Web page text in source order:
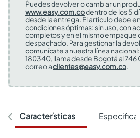
Puedes devolver o cambiar un
www.easy.com.codentro de los 5
desde la entrega. El artículo debe
condiciones óptimas: sin uso, con
completos y en el mismo empaque
despachado. Para gestionar la
comunícate a nuestra línea
180340, llama desde Bogotá al 746
correo aclientes@easy.com.co.
Características